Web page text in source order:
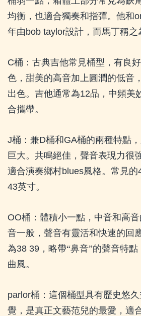
均衡，也適合獨奏和指彈。他和
年由bob taylor設計，而馬丁稱之
C桶：古典吉他常見桶型，有良
色，甜美的高音加上圓潤的低音
出色。吉他通常為12品，中頻美
合攜帶。
J桶：兼D桶和GA桶的兩種特點
巨大。共鳴絕佳，聲音表現力很
適合演奏鄉村blues風格。常見的
43英寸。
OO桶：體積小一點，中音和高
音一般，聲音有靈活和快速的回
為38 39 ，略帶“鼻音”的聲音特
曲風。
parlor桶：這個桶型具有歷史悠
覺，是真正文藝范兒的最愛，適